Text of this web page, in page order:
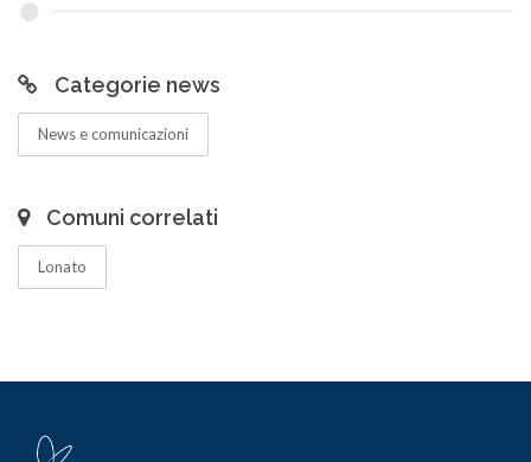
Categorie news
News e comunicazioni
Comuni correlati
Lonato